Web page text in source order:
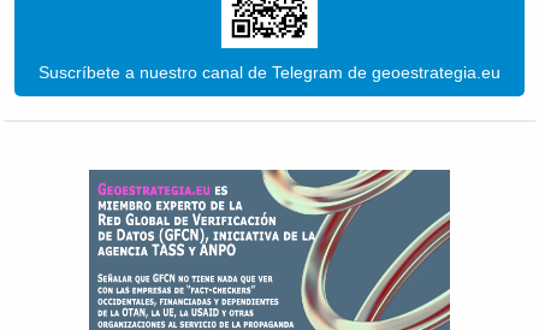
Suscríbete a nuestro canal de Telegram de geoestrategia.eu